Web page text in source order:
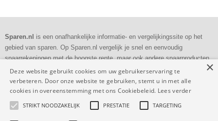
Sparen.nl
is een onafhankelijke informatie- en vergelijkingssite op het
gebied van sparen. Op Sparen.nl vergelijk je snel en eenvoudig
spaarrekeningen met de hoogste rente, maar ook andere spaarproducten
als deposito's en bankspaarrekeningen.
Dagelijksecontrole
Volledig en
53.726 vergelijkingen
deze maand
×
Deze website gebruikt cookies om uw gebruikerservaring te
verbeteren. Door onze website te gebruiken, stemt u in met alle
cookies in overeenstemming met ons Cookiebeleid. Lees verder
STRIKT NOODZAKELIJK PRESTATIE TARGETING